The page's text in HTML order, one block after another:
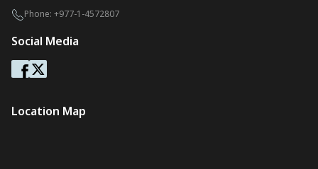
Phone: +977-1-4572807
Social Media
Location Map